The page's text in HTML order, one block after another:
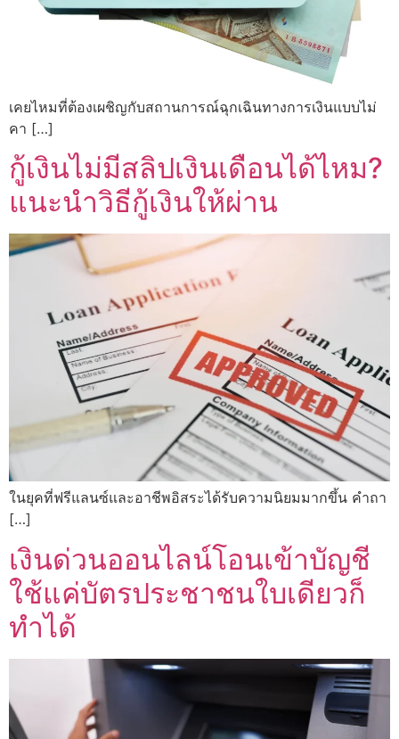
เคยไหมที่ต้องเผชิญกับสถานการณ์ฉุกเฉินทางการเงินแบบไม่
คา […]
กู้เงินไม่มีสลิปเงินเดือนได้ไหม?
แนะนำวิธีกู้เงินให้ผ่าน
ในยุคที่ฟรีแลนซ์และอาชีพอิสระได้รับความนิยมมากขึ้น คำถา
[…]
เงินด่วนออนไลน์โอนเข้าบัญชี
ใช้แค่บัตรประชาชนใบเดียวก็
ทำได้